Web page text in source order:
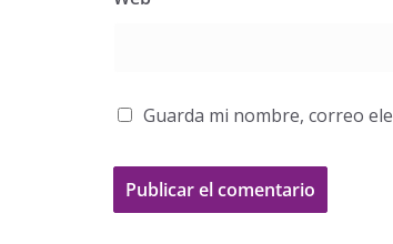
Guarda mi nombre, correo